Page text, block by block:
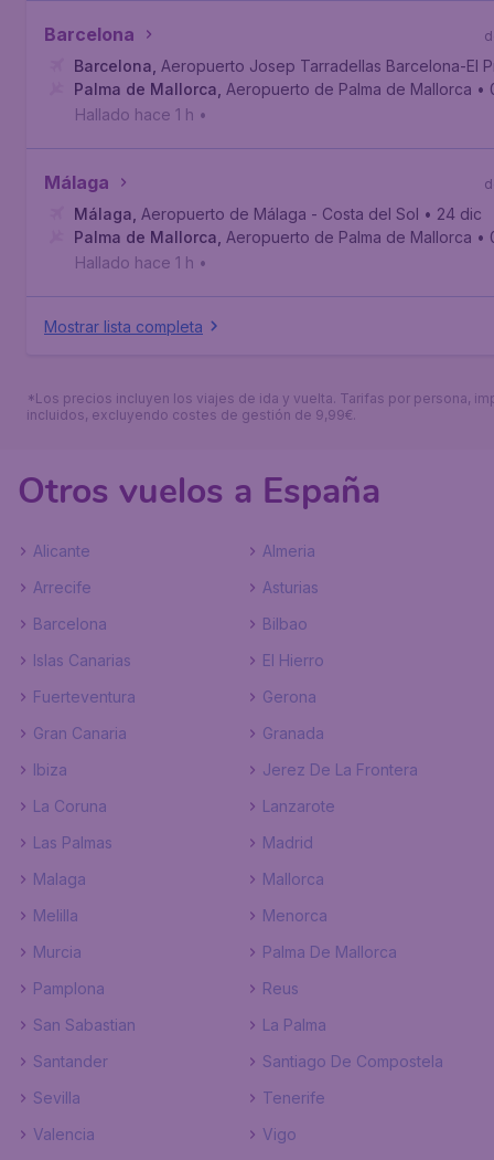
Barcelona
Barcelona Aeropuerto Josep Tarradellas Barcelona-El
Palma de Mallorca Aeropuerto de Palma de Mallorca •
Hallado hace 1 h •
Málaga
Málaga Aeropuerto de Málaga - Costa del Sol • 24 dic
Palma de Mallorca Aeropuerto de Palma de Mallorca •
Hallado hace 1 h •
Mostrar lista completa
*Los precios incluyen los viajes de ida y vuelta. Tarifas por persona,
incluidos, excluyendo costes de gestión de 9,99€.
Otros vuelos a España
Alicante
Almeria
Arrecife
Asturias
Barcelona
Bilbao
Islas Canarias
El Hierro
Fuerteventura
Gerona
Gran Canaria
Granada
Ibiza
Jerez De La Frontera
La Coruna
Lanzarote
Las Palmas
Madrid
Malaga
Mallorca
Melilla
Menorca
Murcia
Palma De Mallorca
Pamplona
Reus
San Sabastian
La Palma
Santander
Santiago De Compostela
Sevilla
Tenerife
Valencia
Vigo